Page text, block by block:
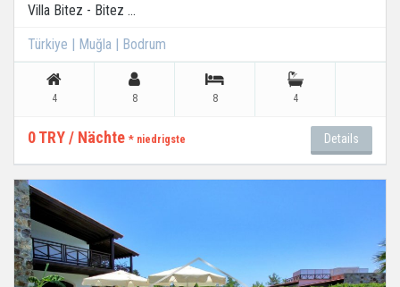
Villa Bitez - Bitez ...
Türkiye | Muğla | Bodrum
4 8 8 4
0 TRY / Nächte * niedrigste Details